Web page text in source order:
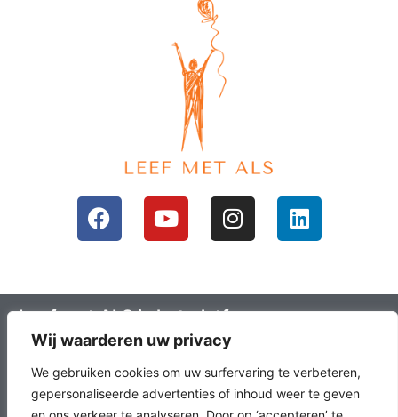
Wij waarderen uw privacy
We gebruiken cookies om uw surfervaring te verbeteren,
gepersonaliseerde advertenties of inhoud weer te geven
Leef met ALS is het platform voor mensen
met ALS en hun omgeving; ALS lotgenoten.
Leefals.nl heeft als doel om ALS lotgenoten
met elkaar in contact te brengen, het